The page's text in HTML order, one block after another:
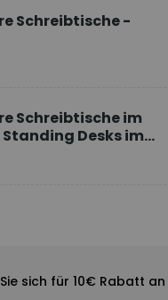
Schreibtische -
Schreibtische im
Standing Desks im
sich für 10€ Rabatt an